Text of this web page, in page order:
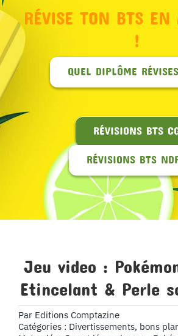
RÉVISE TON BTS EN
!
QUEL DIPLÔME
RÉVISIONS BTS
RÉVISIONS BTS
Jeu video :
Etincelant & Perle
Par Editions Comptazine
Catégories : Divertissements, bons